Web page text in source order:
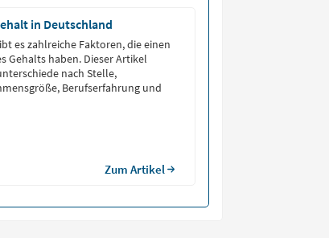
in Deutschland
es zahlreiche Faktoren, die einen
Gehalts haben. Dieser Artikel
nach Stelle,
Berufserfahrung und
Zum Artikel